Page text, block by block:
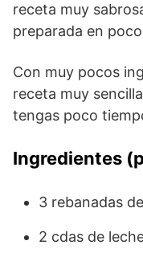
receta muy
preparada en
Con muy pocos
receta muy
tengas poco
Ingredientes
3 rebanadas
2 cdas de